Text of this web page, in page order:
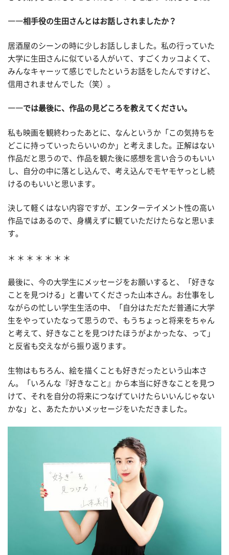
――相手役の生田さんとはお話しされましたか？
居酒屋のシーンの時に少しお話ししました。私の行っていた
大学に生田さんに似ている人がいて、すごくカッコよくて、
みんなキャーッて感じでしたというお話をしたんですけど、
信用されませんでした（笑）。
――では最後に、作品の見どころを教えてください。
私も映画を観終わったあとに、なんというか「この気持ちを
どこに持っていったらいいのか」と考えました。正解はない
作品だと思うので、作品を観た後に感想を言い合うのもいい
し、自分の中に落とし込んで、考え込んでモヤモヤっとし続
けるのもいいと思います。
決して軽くはない内容ですが、エンターテイメント性の高い
作品ではあるので、身構えずに観ていただけたらなと思いま
す。
＊ ＊ ＊ ＊ ＊ ＊ ＊
最後に、今の大学生にメッセージをお願いすると、「好きな
ことを見つける」と書いてくださった山本さん。お仕事をし
ながらの忙しい学生生活の中、「自分はただただ普通に大学
生をやっていたなって思うので、もうちょっと将来をちゃん
と考えて、好きなことを見つけたほうがよかったな、って」
と反省も交えながら振り返ります。
生物はもちろん、絵を描くことも好きだったという山本さ
ん。「いろんな『好きなこと』から本当に好きなことを見つ
けて、それを自分の将来につなげていけたらいいんじゃない
かな」と、あたたかいメッセージをいただきました。